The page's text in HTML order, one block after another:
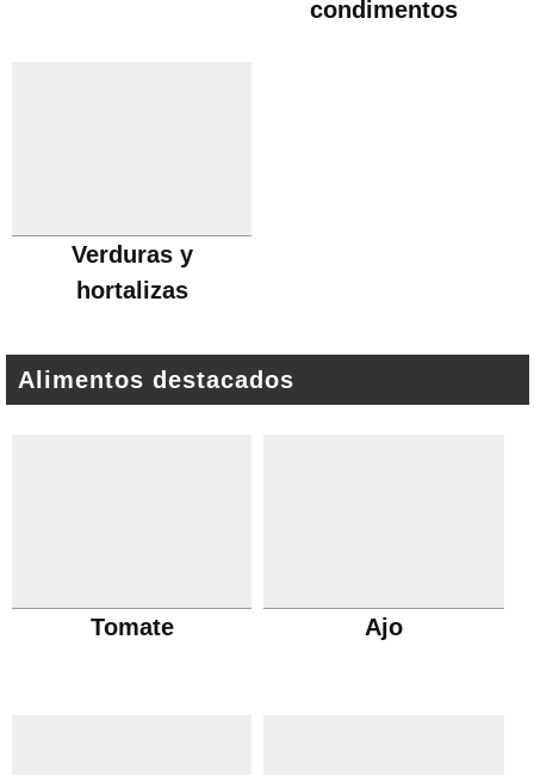
condimentos
Verduras y
hortalizas
Alimentos destacados
Tomate Ajo